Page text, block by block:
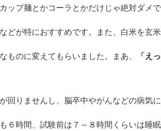
ップ麺とかコーラとかだけじゃ絶対ダメ
どが特におすすめです。また、白米を玄
ものに変えてもらいました。まあ、
「え
回りませんし、脳卒中やがんなどの病気
６時間、試験前は７～８時間くらいは睡